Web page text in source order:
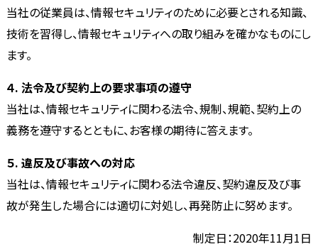
当社の従業員は、情報セキュリティのために必要とされる知識、
技術を習得し、情報セキュリティへの取り組みを確かなものにし
ます。
４. 法令及び契約上の要求事項の遵守
当社は、情報セキュリティに関わる法令、規制、規範、契約上の
義務を遵守するとともに、お客様の期待に答えます。
５. 違反及び事故への対応
当社は、情報セキュリティに関わる法令違反、契約違反及び事
故が発生した場合には適切に対処し、再発防止に努めます。
制定日：2020年11月1日